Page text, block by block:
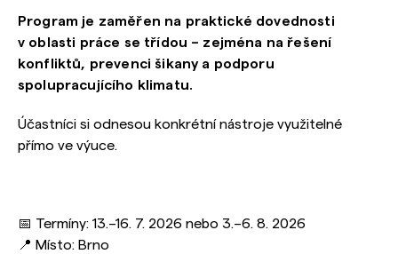
Program je zaměřen na praktické dovednosti
v oblasti práce se třídou – zejména na řešení
konfliktů, prevenci šikany a podporu
spolupracujícího klimatu.
Účastníci si odnesou konkrétní nástroje využitelné
přímo ve výuce.
📅 Termíny: 13.–16. 7. 2026 nebo 3.–6. 8. 2026
📍 Místo: Brno